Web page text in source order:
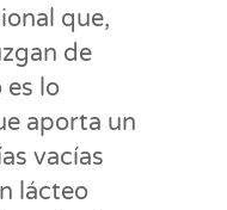
que,
de
es lo
aporta un
vacías
lácteo